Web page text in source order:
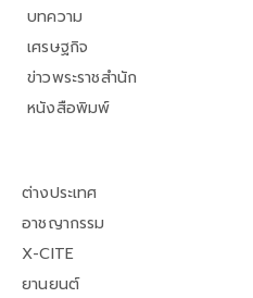
บทความ
เศรษฐกิจ
ข่าวพระราชสำนัก
หนังสือพิมพ์
ต่างประเทศ
อาชญากรรม
X-CITE
ยานยนต์